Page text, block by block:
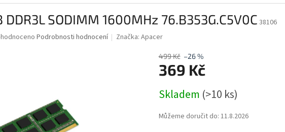
DDR3L SODIMM 1600MHz 76.B353G.C5V0C 38106
Podrobnosti hodnocení Značka:Apacer
499 Kč –26 %
369 Kč
cena:
Skladem (>10 ks)
Můžeme doručit do: 11.8.2026